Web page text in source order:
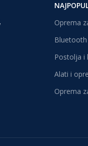
Oprema
Bluetooth
Postolja i
Alati i
Oprema